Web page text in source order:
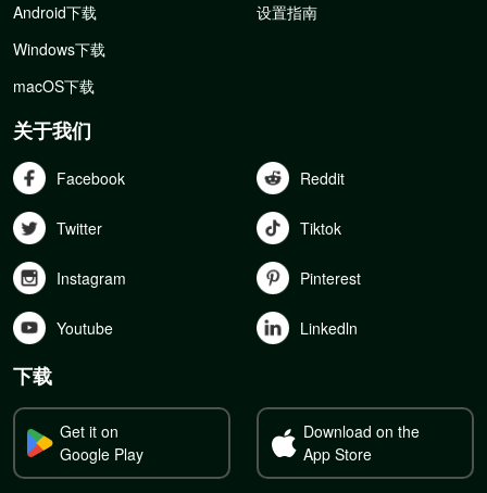
Android下载
Windows下载
macOS下载
设置指南
关于我们
Facebook Reddit
Twitter Tiktok
Instagram Pinterest
Youtube Linkedln
下载
Get it on
Google Play
Download on the
App Store